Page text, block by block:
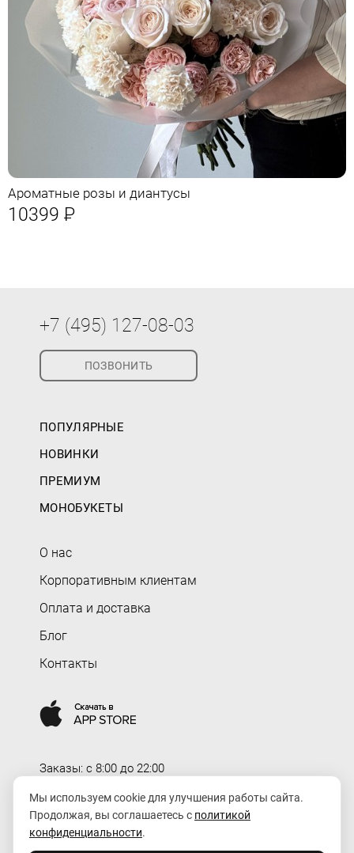
Ароматные розы и диантусы
10399 Р
+7 (495) 127-08-03
ПОЗВОНИТЬ
ПОПУЛЯРНЫЕ
НОВИНКИ
ПРЕМИУМ
МОНОБУКЕТЫ
О нас
Корпоративным клиентам
Оплата и доставка
Блог
Контакты
Заказы: c 8:00 до 22:00
Доставка: c 8:00 до 00:00
order@rozaexpress.ru
Мы используем cookie для улучшения работы сайта.
Продолжая, вы соглашаетесь с политикой
конфиденциальности.